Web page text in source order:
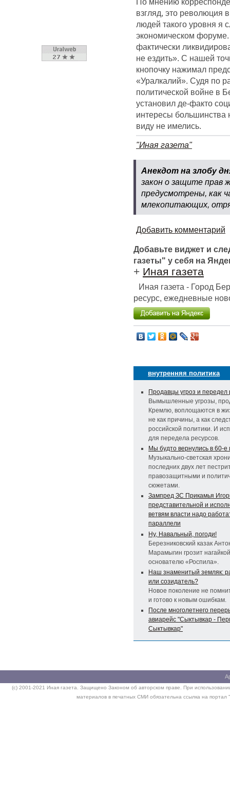
взгляд, это революция
людей такого уровня я
экономическом
фактически
не ездить». С нашей
кнопочку нажимал
«Уралкалий». Судя по
политической войне в
установил де-факто
интересы большинства
виду не имелись.
"Иная газета"
Анекдот на злобу
закон о защите прав
предусмотрены, как
млекопитающих,
Добавить комментарий
Добавьте виджет и
газеты" у себя на
+ Иная газета
Иная газета - Город
ресурс, ежедневные
внутренняя политика
Продавцы угроз и передел
Вымышленные угрозы,
Кремлю, воплощаются в
не как причины, а как
российской политики. И
для передела ресурсов.
Мы будто вернулись в 60-е
Музыкально-светская
последних двух лет
правозащитными и
сюжетами.
Зампред ЗС Прикамья
представительной и
ветвям власти надо
параллели
Ну, Навальный, погоди!
Березниковский казак
Марамыгин грозит нагайкой
основателю «Роспила».
Наш знаменитый земляк:
или созидатель?
Новое поколение не
и готово к новым ошибкам.
После многолетнего
авиарейс "Сыктывкар -
Сыктывкар"
(c) 2001-2021 Иная газета. Защищено Законом об авторском праве. При
материалов в печатных СМИ обязательна ссылка на